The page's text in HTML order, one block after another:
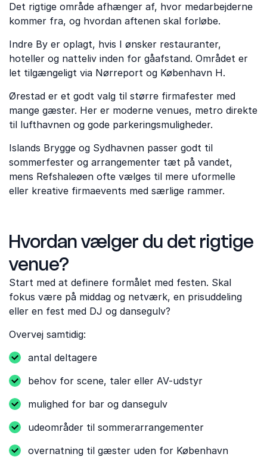
Det rigtige område afhænger af, hvor medarbejderne
kommer fra, og hvordan aftenen skal forløbe.
Indre By er oplagt, hvis I ønsker restauranter,
hoteller og natteliv inden for gåafstand. Området er
let tilgængeligt via Nørreport og København H.
Ørestad er et godt valg til større firmafester med
mange gæster. Her er moderne venues, metro direkte
til lufthavnen og gode parkeringsmuligheder.
Islands Brygge og Sydhavnen passer godt til
sommerfester og arrangementer tæt på vandet,
mens Refshaleøen ofte vælges til mere uformelle
eller kreative firmaevents med særlige rammer.
Hvordan vælger du det rigtige
venue?
Start med at definere formålet med festen. Skal
fokus være på middag og netværk, en prisuddeling
eller en fest med DJ og dansegulv?
Overvej samtidig:
antal deltagere
behov for scene, taler eller AV-udstyr
mulighed for bar og dansegulv
udeområder til sommerarrangementer
overnatning til gæster uden for København